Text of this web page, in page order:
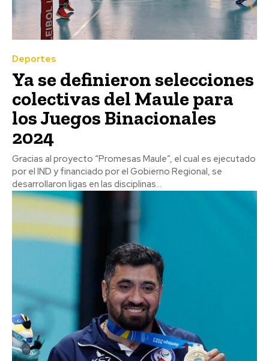
Deportes
Ya se definieron selecciones
colectivas del Maule para
los Juegos Binacionales
2024
Gracias al proyecto “Promesas Maule”, el cual es ejecutado
por el IND y financiado por el Gobierno Regional, se
desarrollaron ligas en las disciplinas...